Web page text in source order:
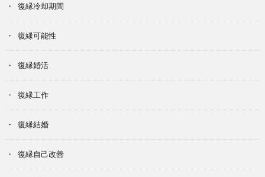
復縁冷却期間
復縁可能性
復縁婚活
復縁工作
復縁結婚
復縁自己改善